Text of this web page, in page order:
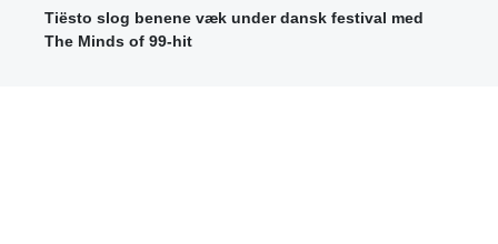
Tiësto slog benene væk under dansk festival med
The Minds of 99-hit